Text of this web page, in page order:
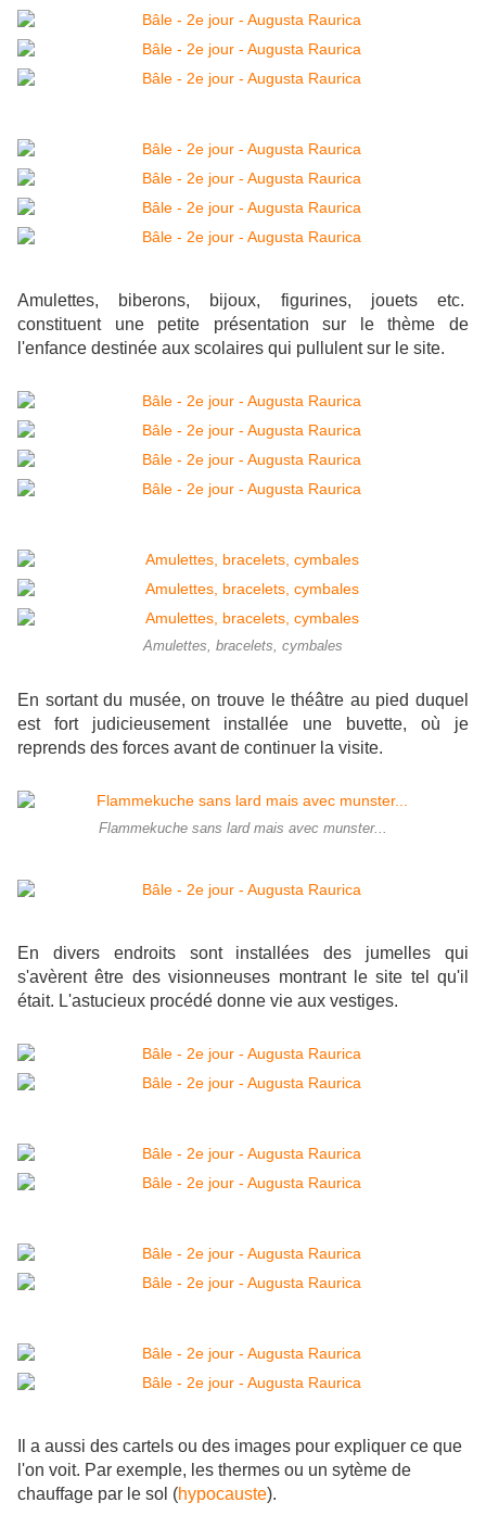
Amulettes, biberons, bijoux, figurines, jouets etc.
constituent une petite présentation sur le thème de
l'enfance destinée aux scolaires qui pullulent sur le site.
Amulettes, bracelets, cymbales
En sortant du musée, on trouve le théâtre au pied duquel
est fort judicieusement installée une buvette, où je
reprends des forces avant de continuer la visite.
Flammekuche sans lard mais avec munster...
En divers endroits sont installées des jumelles qui
s'avèrent être des visionneuses montrant le site tel qu'il
était. L'astucieux procédé donne vie aux vestiges.
Il a aussi des cartels ou des images pour expliquer ce que
l'on voit. Par exemple, les thermes ou un sytème de
chauffage par le sol (hypocauste).